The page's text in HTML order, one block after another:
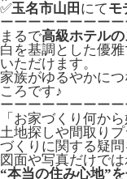
✅玉名市山田 にてモ
ーーーーーーーーー
まるで高級ホテル
白を基調とした優
いただけます。
家族がゆるやかにつ
ころです♪
ーーーーーーーーー
「お家づくり何か
土地探しや間取り
づくりに関する疑
図面や写真だけで
“本当の住み心地”